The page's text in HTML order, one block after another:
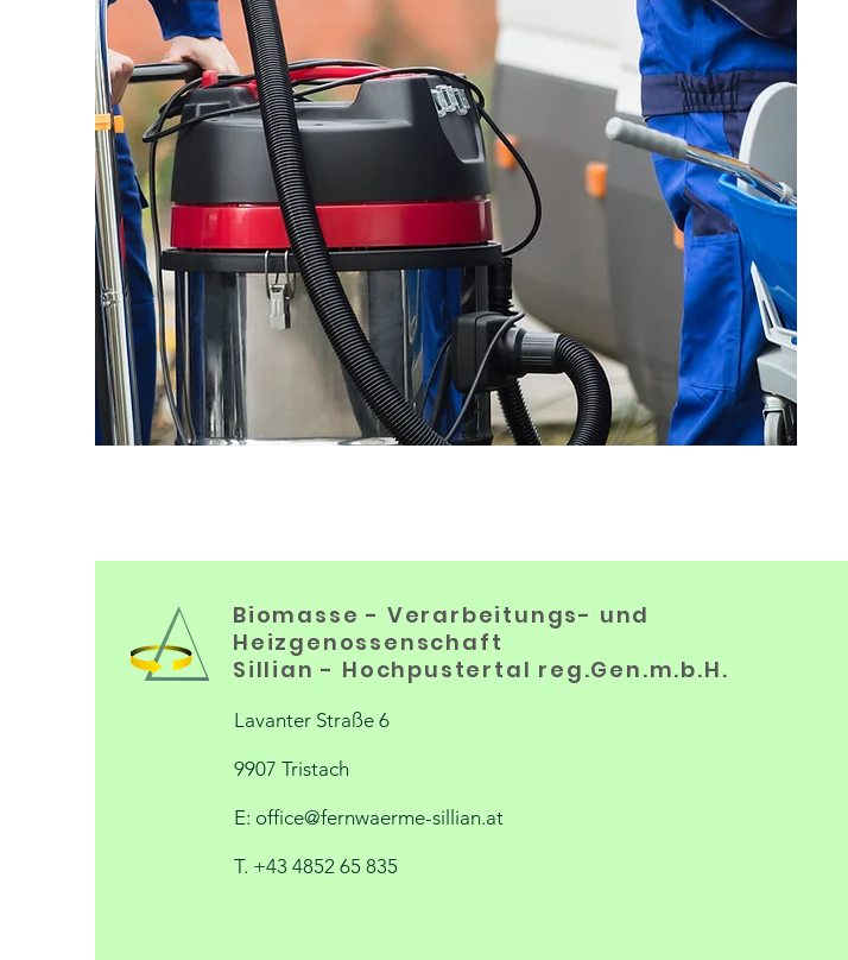
Biomasse - Verarbeitungs- und
Heizgenossenschaft
Sillian - Hochpustertal reg.Gen.m.b.H.
Lavanter Straße 6
9907 Tristach
E: office@fernwaerme-sillian.at
T. +43 4852 65 835